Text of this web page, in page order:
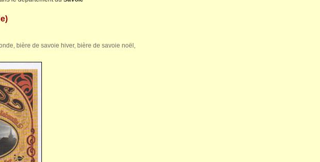
bière de savoie hiver, bière de savoie noël,